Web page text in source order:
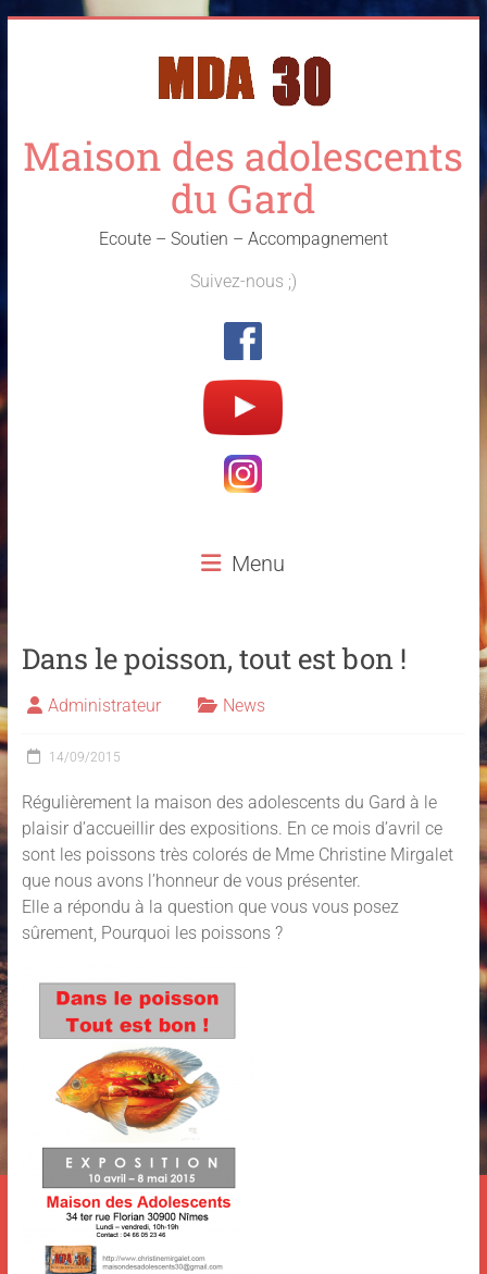
Maison des adolescents
du Gard
Ecoute – Soutien – Accompagnement
Suivez-nous ;)
Menu
Dans le poisson, tout est bon !
Administrateur News
14/09/2015
Régulièrement la maison des adolescents du Gard à le
plaisir d’accueillir des expositions. En ce mois d’avril ce
sont les poissons très colorés de Mme Christine Mirgalet
que nous avons l’honneur de vous présenter.
Elle a répondu à la question que vous vous posez
sûrement, Pourquoi les poissons ?